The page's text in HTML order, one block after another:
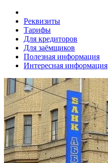
Реквизиты
Тарифы
Для кредиторов
Для заёмщиков
Полезная информация
Интересная информация